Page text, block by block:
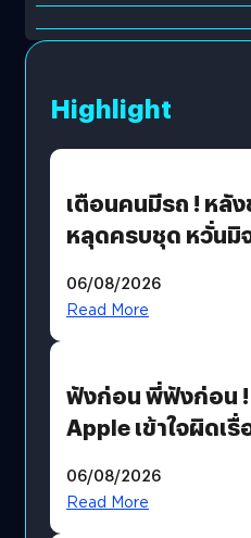
Highlight
เตือนคนมีรถ ! หลั
หลุดครบชุด หวั่นมิ
รหัสผ่านหลุด ไม่ใช่
06/08/2026
Read More
ฟังก่อน พี่ฟังก่อน !
Apple เข้าใจผิดเ
06/08/2026
Read More